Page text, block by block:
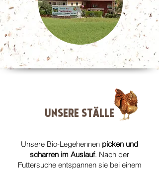
UNSERE STÄLLE
Unsere Bio-Legehennen picken und
scharren im Auslauf. Nach der
Futtersuche entspannen sie bei einem